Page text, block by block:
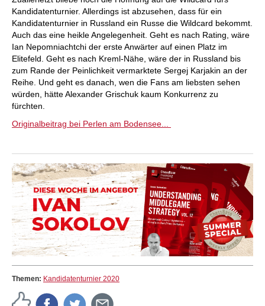
Kandidatenturnier. Allerdings ist abzusehen, dass für ein
Kandidatenturnier in Russland ein Russe die Wildcard bekommt.
Auch das eine heikle Angelegenheit. Geht es nach Rating, wäre
Ian Nepomniachtchi der erste Anwärter auf einen Platz im
Elitefeld. Geht es nach Kreml-Nähe, wäre der in Russland bis
zum Rande der Peinlichkeit vermarktete Sergej Karjakin an der
Reihe. Und geht es danach, wen die Fans am liebsten sehen
würden, hätte Alexander Grischuk kaum Konkurrenz zu
fürchten.
Originalbeitrag bei Perlen am Bodensee...
Themen: Kandidatenturnier 2020